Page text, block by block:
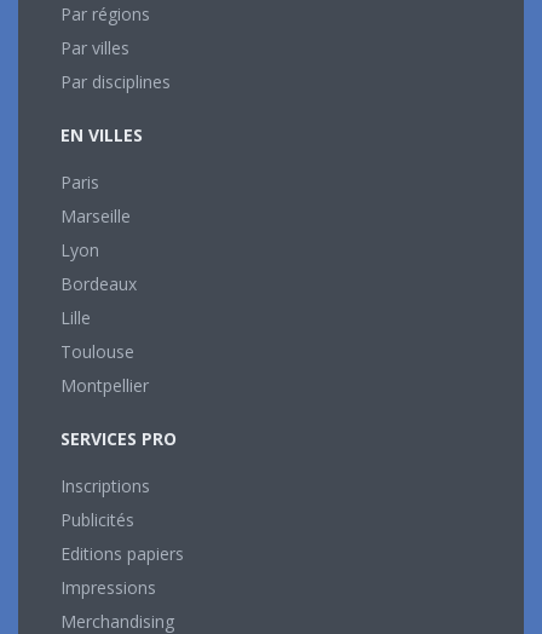
Par régions
Par villes
Par disciplines
EN VILLES
Paris
Marseille
Lyon
Bordeaux
Lille
Toulouse
Montpellier
SERVICES PRO
Inscriptions
Publicités
Editions papiers
Impressions
Merchandising